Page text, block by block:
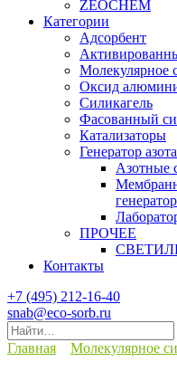
ZEOCHEM
Категории
Адсорбент
Молекулярное
Оксид
Силикагель
Фасованный
Катализаторы
Генератор азота
Азотные
ПРОЧЕЕ
Контакты
+7 (495) 212-16-40
snab@eco-sorb.ru
Search
for:
Главная Молекулярное